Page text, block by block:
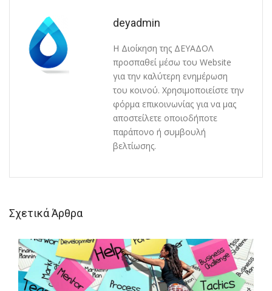
deyadmin
Η Διοίκηση της ΔΕΥΑΔΟΛ
προσπαθεί μέσω του Website
για την καλύτερη ενημέρωση
του κοινού. Χρησιμοποιείστε την
φόρμα επικοινωνίας για να μας
αποστείλετε οποιοδήποτε
παράπονο ή συμβουλή
βελτίωσης.
Σχετικά Άρθρα